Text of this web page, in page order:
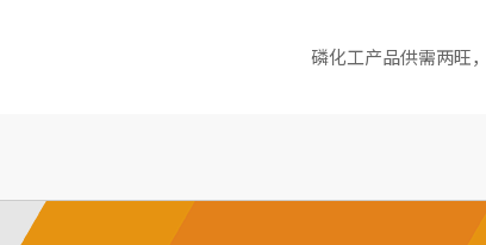
磷化工产品供需两旺